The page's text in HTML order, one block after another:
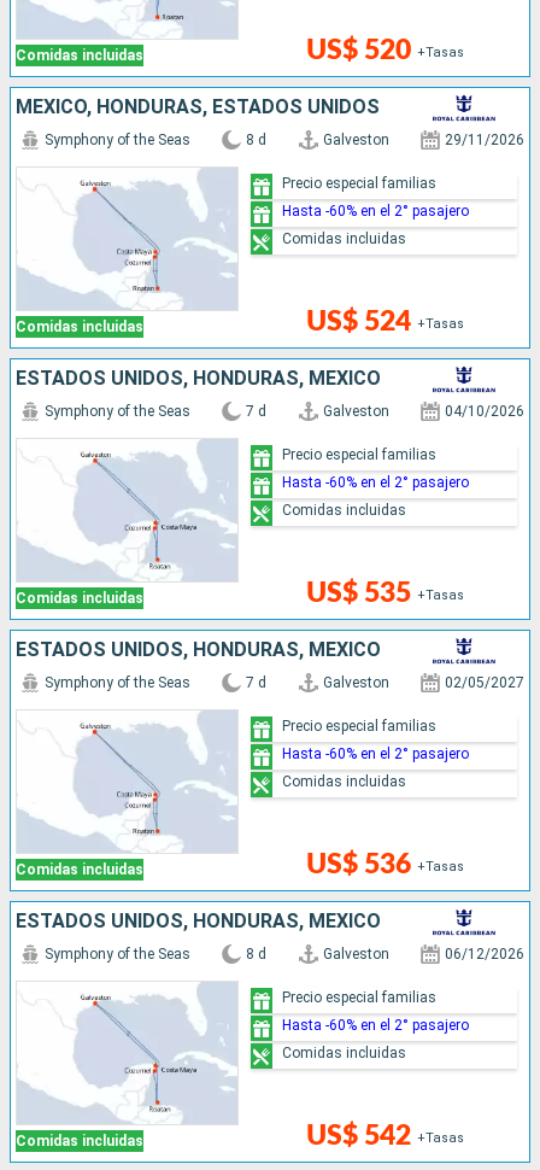
Comidas incluidas US$ 520 +Tasas
MÉXICO, HONDURAS, ESTADOS UNIDOS
Comidas incluidas
Symphony of the Seas 8 d Galveston 29/11/2026
US$ 524 +Tasas
Precio especial familias
Hasta -60% en el 2° pasajero
Comidas incluidas
ESTADOS UNIDOS, HONDURAS, MÉXICO
Comidas incluidas
Symphony of the Seas 7 d Galveston 04/10/2026
US$ 535 +Tasas
Precio especial familias
Hasta -60% en el 2° pasajero
Comidas incluidas
ESTADOS UNIDOS, HONDURAS, MÉXICO
Comidas incluidas
Symphony of the Seas 7 d Galveston 02/05/2027
US$ 536 +Tasas
Precio especial familias
Hasta -60% en el 2° pasajero
Comidas incluidas
ESTADOS UNIDOS, HONDURAS, MÉXICO
Comidas incluidas
Symphony of the Seas 8 d Galveston 06/12/2026
US$ 542 +Tasas
Precio especial familias
Hasta -60% en el 2° pasajero
Comidas incluidas